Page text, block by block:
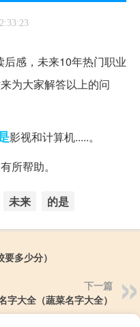
后感，未来10年热门职业
为大家解答以上的问
影视和计算机.....。
所帮助。
未来 的是
多少分）
下一篇
字大全（蔬菜名字大全）